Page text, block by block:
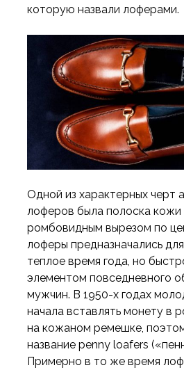
которую назвали лоферами.
Одной из характерных черт
лоферов была полоска кожи
ромбовидным вырезом по
лоферы предназначались
теплое время года, но
элементом повседневного
мужчин. В 1950-х годах
начала вставлять монету в
на кожаном ремешке,
название penny loafers
Примерно в то же время